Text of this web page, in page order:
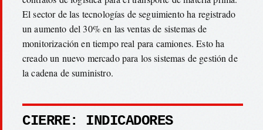
El sector de las tecnologías de seguimiento ha registrado
un aumento del 30% en las ventas de sistemas de
monitorización en tiempo real para camiones. Esto ha
creado un nuevo mercado para los sistemas de gestión de
la cadena de suministro.
CIERRE: INDICADORES